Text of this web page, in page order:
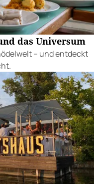
das Universum
– und entdeckt